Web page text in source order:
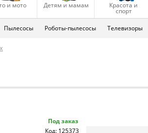
и мото Детям и мамам Красота и
спорт
Пылесосы Роботы-пылесосы Телевизоры
Под заказ
Код: 125373